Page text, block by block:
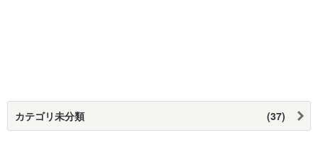
カテゴリ未分類 (37)